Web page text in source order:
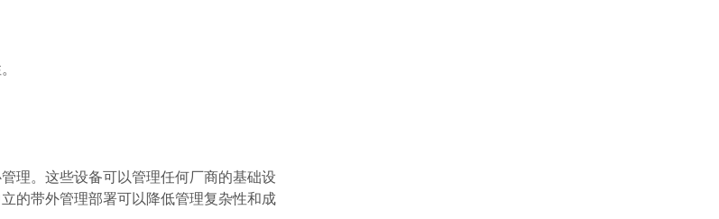
理。这些设备可以管理任何厂商的基础设
的带外管理部署可以降低管理复杂性和成